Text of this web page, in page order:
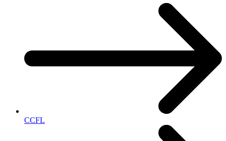
CCFL